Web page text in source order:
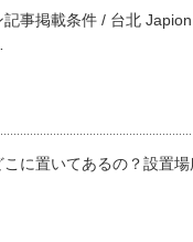
記事掲載条件 / 台北 Japion
こに置いてあるの？設置場